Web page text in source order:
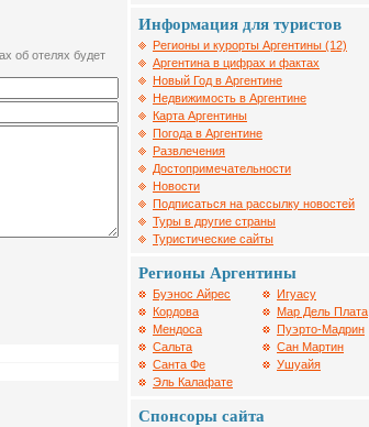
об отелях будет
Информация для туристов
Регионы и курорты Аргентины (12)
Аргентина в цифрах и фактах
Новый Год в Аргентине
Недвижимость в Аргентине
Карта Аргентины
Погода в Аргентине
Развлечения
Достопримечательности
Новости
Подписаться на рассылку новостей
Туры в другие страны
Туристические сайты
Регионы Аргентины
Буэнос Айрес
Кордова
Мендоса
Сальта
Санта Фе
Эль Калафате
Игуасу
Мар Дель Плата
Пуэрто-Мадрин
Сан Мартин
Ушуайя
Спонсоры сайта